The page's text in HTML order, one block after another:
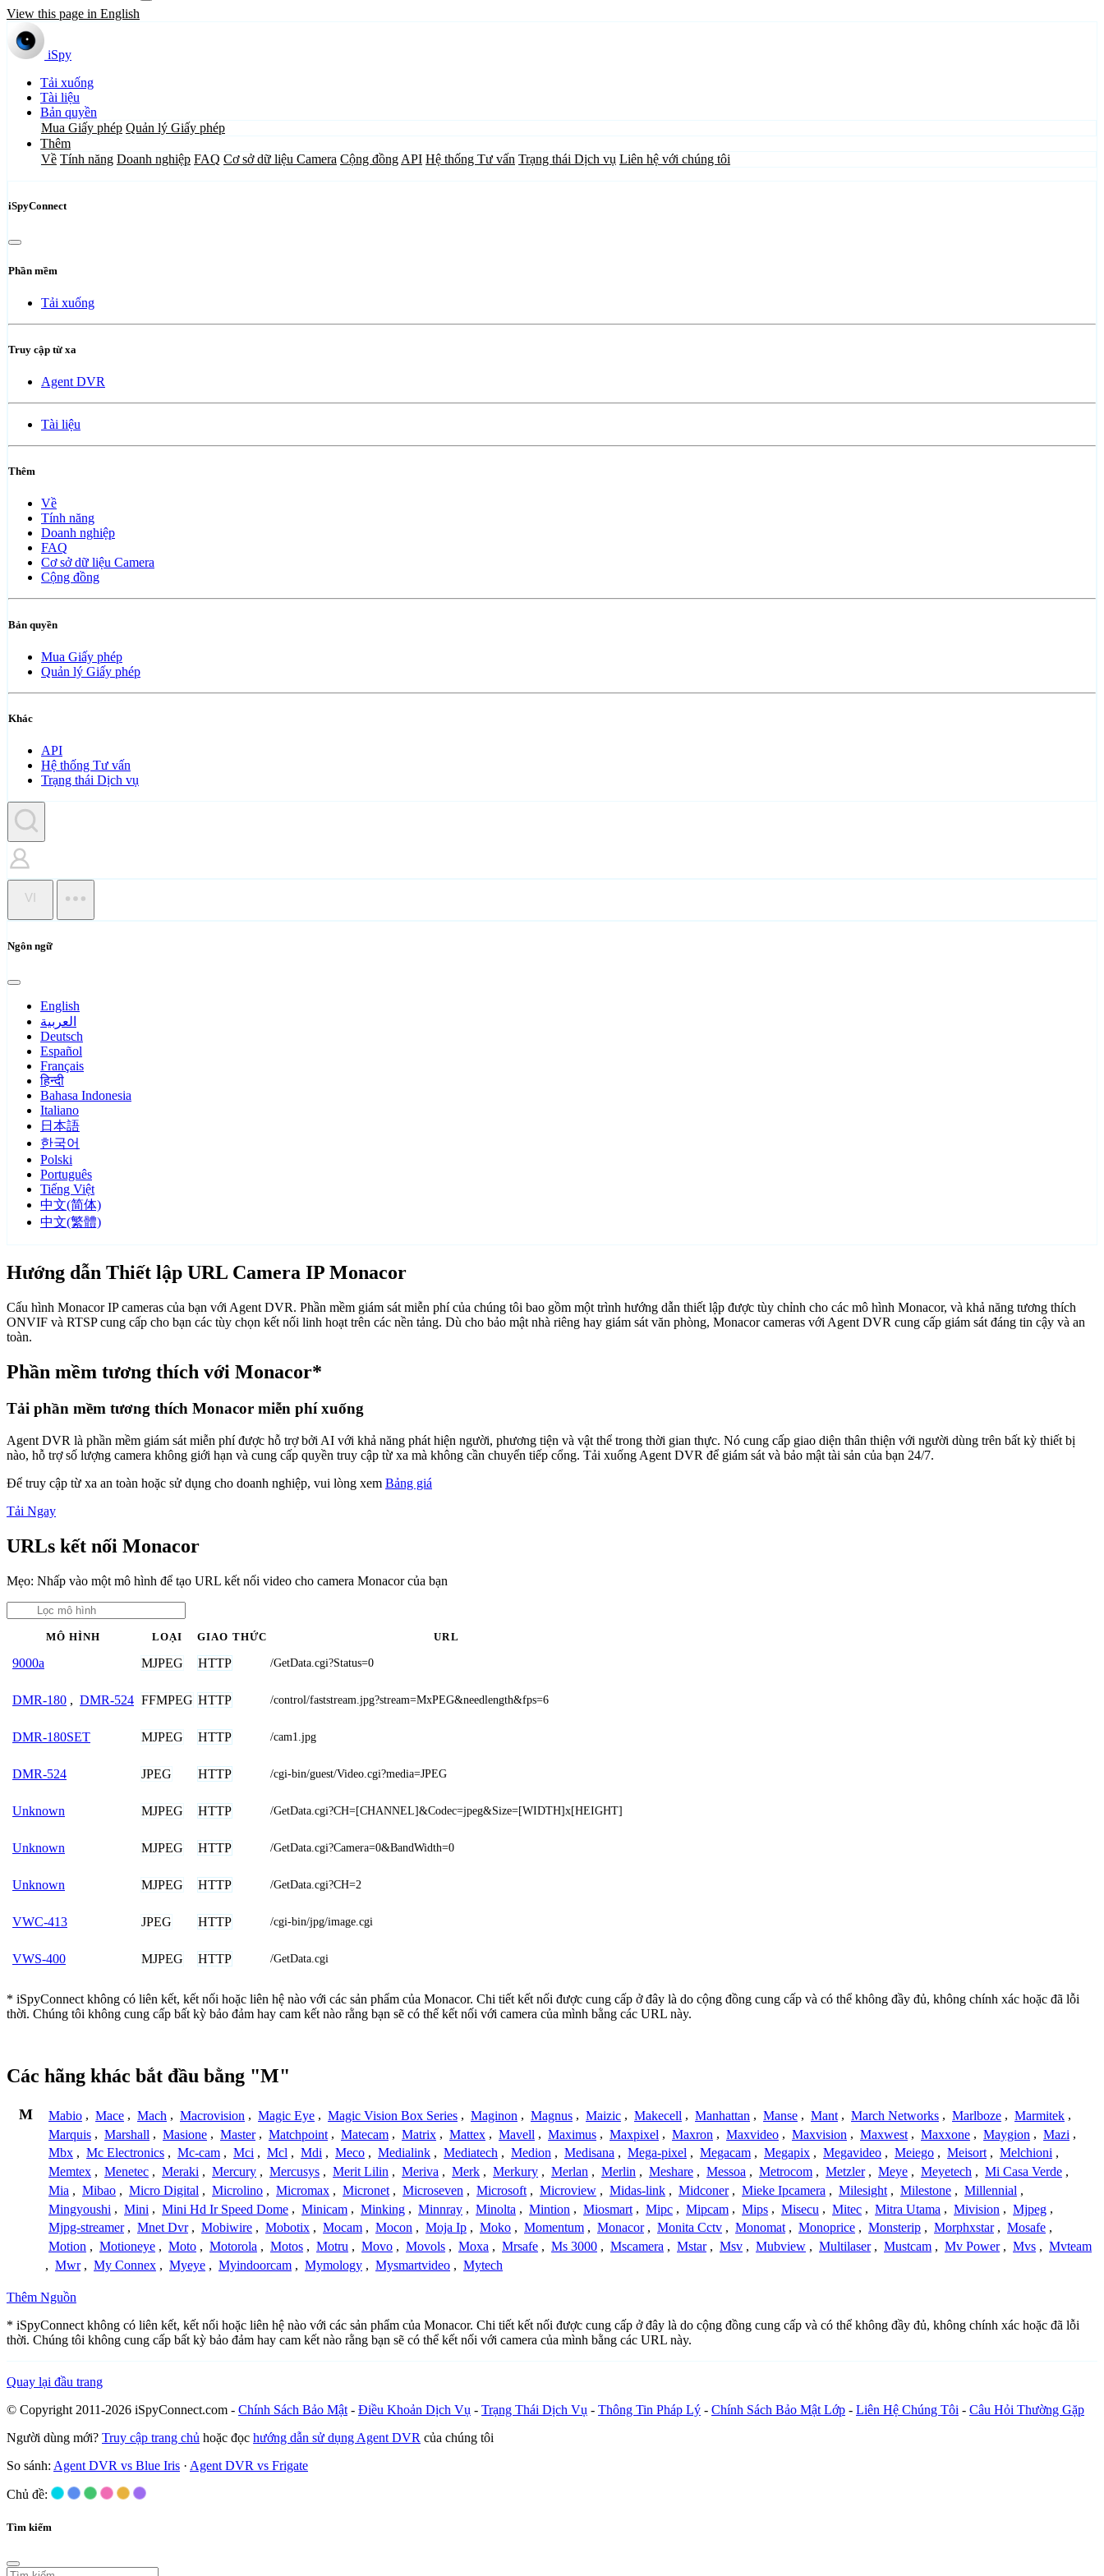
View this page in English
iSpy
Tải xuống
Tài liệu
Bản quyền
Mua Giấy phép Quản lý Giấy phép
Thêm
Về Tính năng Doanh nghiệp FAQ Cơ sở dữ liệu Camera Cộng đồng API Hệ thống Tư vấn Trạng thái Dịch vụ Liên hệ với chúng tôi
iSpyConnect
Phần mềm
Tải xuống
Truy cập từ xa
Agent DVR
Tài liệu
Thêm
Về
Tính năng
Doanh nghiệp
FAQ
Cơ sở dữ liệu Camera
Cộng đồng
Bản quyền
Mua Giấy phép
Quản lý Giấy phép
Khác
API
Hệ thống Tư vấn
Trạng thái Dịch vụ
VI
Ngôn ngữ
English
العربية
Deutsch
Español
Français
हिन्दी
Bahasa Indonesia
Italiano
日本語
한국어
Polski
Português
Tiếng Việt
中文(简体)
中文(繁體)
Hướng dẫn Thiết lập URL Camera IP Monacor
Cấu hình Monacor IP cameras của bạn với Agent DVR. Phần mềm giám sát miễn phí của chúng tôi bao gồm một trình hướng dẫn thiết lập được tùy chỉnh cho các mô hình Monacor, và khả năng tương thích
ONVIF và RTSP cung cấp cho bạn các tùy chọn kết nối linh hoạt trên các nền tảng. Dù cho bảo mật nhà riêng hay giám sát văn phòng, Monacor cameras với Agent DVR cung cấp giám sát đáng tin cậy và an
toàn.
Phần mềm tương thích với Monacor*
Tải phần mềm tương thích Monacor miễn phí xuống
Agent DVR là phần mềm giám sát miễn phí được hỗ trợ bởi AI với khả năng phát hiện người, phương tiện và vật thể trong thời gian thực. Nó cung cấp giao diện thân thiện với người dùng trên bất kỳ thiết bị
nào, hỗ trợ số lượng camera không giới hạn và cung cấp quyền truy cập từ xa mà không cần chuyển tiếp cổng. Tải xuống Agent DVR để giám sát và bảo mật tài sản của bạn 24/7.
Để truy cập từ xa an toàn hoặc sử dụng cho doanh nghiệp, vui lòng xem Bảng giá
Tải Ngay
URLs kết nối Monacor
Mẹo: Nhấp vào một mô hình để tạo URL kết nối video cho camera Monacor của bạn
MÔ HÌNH LOẠI GIAO THỨC URL
9000a MJPEG HTTP /GetData.cgi?Status=0
DMR-180 , DMR-524 FFMPEG HTTP /control/faststream.jpg?stream=MxPEG&needlength&fps=6
DMR-180SET MJPEG HTTP /cam1.jpg
DMR-524 JPEG HTTP /cgi-bin/guest/Video.cgi?media=JPEG
Unknown MJPEG HTTP /GetData.cgi?CH=[CHANNEL]&Codec=jpeg&Size=[WIDTH]x[HEIGHT]
Unknown MJPEG HTTP /GetData.cgi?Camera=0&BandWidth=0
Unknown MJPEG HTTP /GetData.cgi?CH=2
VWC-413 JPEG HTTP /cgi-bin/jpg/image.cgi
VWS-400 MJPEG HTTP /GetData.cgi
* iSpyConnect không có liên kết, kết nối hoặc liên hệ nào với các sản phẩm của Monacor. Chi tiết kết nối được cung cấp ở đây là do cộng đồng cung cấp và có thể không đầy đủ, không chính xác hoặc đã lỗi
thời. Chúng tôi không cung cấp bất kỳ bảo đảm hay cam kết nào rằng bạn sẽ có thể kết nối với camera của mình bằng các URL này.
Các hãng khác bắt đầu bằng "M"
M Mabio , Mace , Mach , Macrovision , Magic Eye , Magic Vision Box Series , Maginon , Magnus , Maizic , Makecell , Manhattan , Manse , Mant , March Networks , Marlboze , Marmitek ,
Marquis , Marshall , Masione , Master , Matchpoint , Matecam , Matrix , Mattex , Mavell , Maximus , Maxpixel , Maxron , Maxvideo , Maxvision , Maxwest , Maxxone , Maygion , Mazi ,
Mbx , Mc Electronics , Mc-cam , Mci , Mcl , Mdi , Meco , Medialink , Mediatech , Medion , Medisana , Mega-pixel , Megacam , Megapix , Megavideo , Meiego , Meisort , Melchioni ,
Memtex , Menetec , Meraki , Mercury , Mercusys , Merit Lilin , Meriva , Merk , Merkury , Merlan , Merlin , Meshare , Messoa , Metrocom , Metzler , Meye , Meyetech , Mi Casa Verde ,
Mia , Mibao , Micro Digital , Microlino , Micromax , Micronet , Microseven , Microsoft , Microview , Midas-link , Midconer , Mieke Ipcamera , Milesight , Milestone , Millennial ,
Mingyoushi , Mini , Mini Hd Ir Speed Dome , Minicam , Minking , Minnray , Minolta , Mintion , Miosmart , Mipc , Mipcam , Mips , Misecu , Mitec , Mitra Utama , Mivision , Mjpeg ,
Mjpg-streamer , Mnet Dvr , Mobiwire , Mobotix , Mocam , Mocon , Moja Ip , Moko , Momentum , Monacor , Monita Cctv , Monomat , Monoprice , Monsterip , Morphxstar , Mosafe ,
Motion , Motioneye , Moto , Motorola , Motos , Motru , Movo , Movols , Moxa , Mrsafe , Ms 3000 , Mscamera , Mstar , Msv , Mubview , Multilaser , Mustcam , Mv Power , Mvs , Mvteam
, Mwr , My Connex , Myeye , Myindoorcam , Mymology , Mysmartvideo , Mytech
Thêm Nguồn
* iSpyConnect không có liên kết, kết nối hoặc liên hệ nào với các sản phẩm của Monacor. Chi tiết kết nối được cung cấp ở đây là do cộng đồng cung cấp và có thể không đầy đủ, không chính xác hoặc đã lỗi
thời. Chúng tôi không cung cấp bất kỳ bảo đảm hay cam kết nào rằng bạn sẽ có thể kết nối với camera của mình bằng các URL này.
Quay lại đầu trang
© Copyright 2011-2026 iSpyConnect.com - Chính Sách Bảo Mật - Điều Khoản Dịch Vụ - Trạng Thái Dịch Vụ - Thông Tin Pháp Lý - Chính Sách Bảo Mật Lớp - Liên Hệ Chúng Tôi - Câu Hỏi Thường Gặp
Người dùng mới? Truy cập trang chủ hoặc đọc hướng dẫn sử dụng Agent DVR của chúng tôi
So sánh: Agent DVR vs Blue Iris · Agent DVR vs Frigate
Chủ đề:
Tìm kiếm